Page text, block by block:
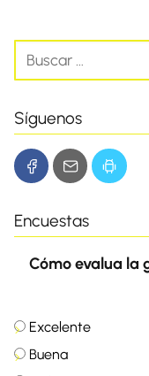
Síguenos
Encuestas
Cómo evalua la
Excelente
Buena